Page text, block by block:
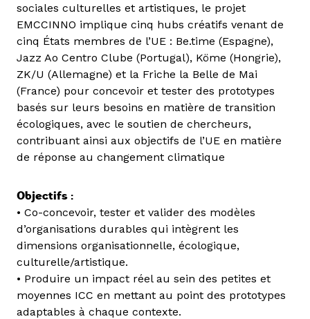
sociales culturelles et artistiques, le projet
EMCCINNO implique cinq hubs créatifs venant de
cinq États membres de l’UE : Be.time (Espagne),
Jazz Ao Centro Clube (Portugal), Köme (Hongrie),
ZK/U (Allemagne) et la Friche la Belle de Mai
(France) pour concevoir et tester des prototypes
basés sur leurs besoins en matière de transition
écologiques, avec le soutien de chercheurs,
contribuant ainsi aux objectifs de l’UE en matière
de réponse au changement climatique
Objectifs :
• Co-concevoir, tester et valider des modèles
d’organisations durables qui intègrent les
dimensions organisationnelle, écologique,
culturelle/artistique.
• Produire un impact réel au sein des petites et
moyennes ICC en mettant au point des prototypes
adaptables à chaque contexte.